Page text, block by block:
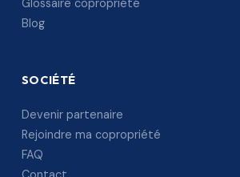
Glossaire copropriété
Blog
SOCIÉTÉ
Devenir partenaire
Rejoindre ma copropriété
FAQ